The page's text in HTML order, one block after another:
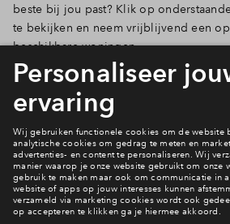
beste bij jou past? Klik op
te bekijken en neem vrijblijvend een
beschikbare woningen.
Naar actueel woningaanbod
Actueel aanbod
Ook hier wonen?